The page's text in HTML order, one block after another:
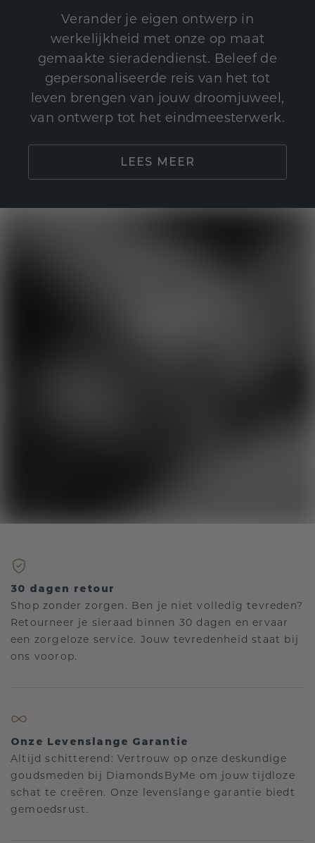
Verander je eigen ontwerp in
werkelijkheid met onze op maat
gemaakte sieradendienst. Beleef de
gepersonaliseerde reis van het tot
leven brengen van jouw droomjuweel,
van ontwerp tot het eindmeesterwerk.
LEES MEER
30 dagen retour
Shop zonder zorgen. Ben je niet volledig tevreden?
Retourneer je sieraad binnen 30 dagen en ervaar
een zorgeloze service. Jouw tevredenheid staat bij
ons voorop.
Onze Levenslange Garantie
Altijd schitterend: Vertrouw op onze deskundige
goudsmeden bij DiamondsByMe om jouw tijdloze
schat te creëren. Onze levenslange garantie biedt
gemoedsrust.